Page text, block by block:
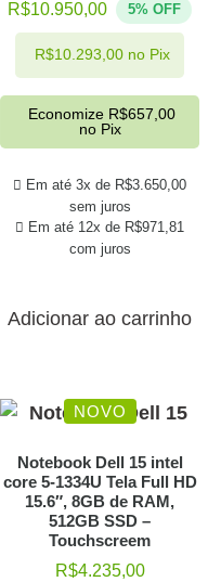
R$10.950,00 5% OFF
Em até 3x de R$3.650,00
sem juros
Em até 12x de R$971,81
com juros
R$10.293,00 no Pix
Economize R$657,00
no Pix
Adicionar ao carrinho
NOVO
Notebook Dell 15 intel
core 5-1334U Tela Full HD
15.6″, 8GB de RAM,
512GB SSD –
Touchscreem
R$4.235,00